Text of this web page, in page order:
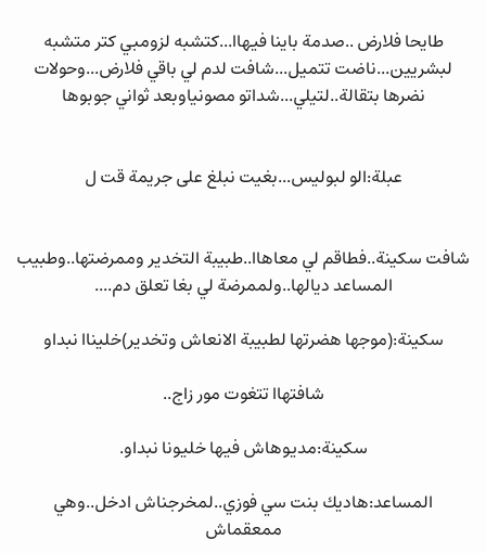
طايحا فلارض ..صدمة باينا فيهاا...كتشبه لزومبي كتر متشبه
لبشريين...ناضت تتميل...شافت لدم لي باقي فلارض...وحولات
نضرها بتقالة..لتيلي...شداتو مصونياوبعد ثواني جوبوها
عبلة:الو لبوليس...بغيت نبلغ على جريمة قت ل
شافت سكينة..فطاقم لي معاهاا..طبيبة التخدير وممرضتها..وطبيب
المساعد ديالها..ولممرضة لي بغا تعلق دم....
سكينة:(موجها هضرتها لطبيبة الانعاش وتخدير)خليناا نبداو
شافتهاا تتغوت مور زاج..
سكينة:مديوهاش فيها خليونا نبداو.
المساعد:هاديك بنت سي فوزي..لمخرجناش ادخل..وهي
ممعقماش